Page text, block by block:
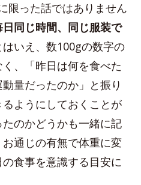
限った話ではありません
同じ時間、同じ服装で
はいえ、数100gの数字の
、「昨日は何を食べた
量だったのか」と振り
ようにしておくことが
のかどうかも一緒に記
通じの有無で体重に変
食事を意識する目安に